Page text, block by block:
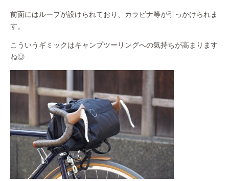
前面にはループが設けられており、カラビナ等が引っかけられま
す。
こういうギミックはキャンプツーリングへの気持ちが高まります
ね◎